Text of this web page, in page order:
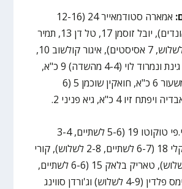
אמארה סטודמאייר 24 (12-16
מהשדה, 6 ריבאונדים), יובל זוסמן 17, טל דן 13, תמיר
בלאט 12 (4-7 לשלוש, 7 אסיסטים), איגור קולשוב 10,
חנן קולמן, תומר גינת ונמרוד לוי (4-4 מהשדה) 9 כ"א,
רפי מנקו וכרם משעור 6 כ"א, חואקין שוכמן 5 (6
זיו 4 כ"א, גיא פניני 2.
ג'יי.פי טוקוטו 19 (5-6 לשתיים, 3-4
לשלוש), ג'יימס קלי 18 (6-7 לשתיים, 2-8 לשלוש), קורי
וולדן 16 (4-9 לשלוש), טאריק בלאק 15 (6-6 לשתיים,
1-4 לשלוש), ג'יימס פלדין (4-9 לשלוש) וג'ורדן סווינג